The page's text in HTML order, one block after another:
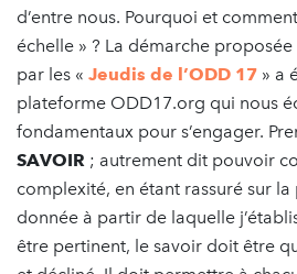
d’entre nous. Pourquoi et
échelle » ? La démarche
par les « Jeudis de l’ODD 17 » a
plateforme ODD17.org qui nous
fondamentaux pour s’engager.
SAVOIR ; autrement dit pouvoir
complexité, en étant rassuré sur
donnée à partir de laquelle
être pertinent, le savoir doit être